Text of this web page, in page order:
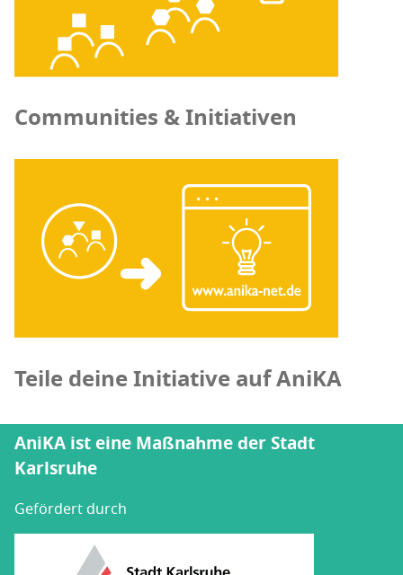
Communities & Initiativen
Teile deine Initiative auf AniKA
AniKA ist eine Maßnahme der Stadt
Karlsruhe
Gefördert durch